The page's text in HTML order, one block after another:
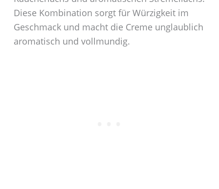
Diese Kombination sorgt für Würzigkeit im
Geschmack und macht die Creme unglaublich
aromatisch und vollmundig.